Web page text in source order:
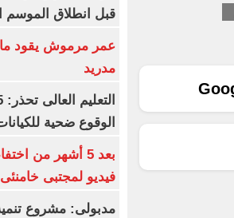
قبل انطلاق الموسم
عمر مرموش يقود
مدريد
الوقوع ضحية
بعد 5 أشهر من
فيديو لمجتبى خامنئى
مدبولى: مشروع